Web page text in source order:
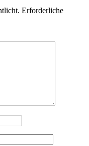
Erforderliche